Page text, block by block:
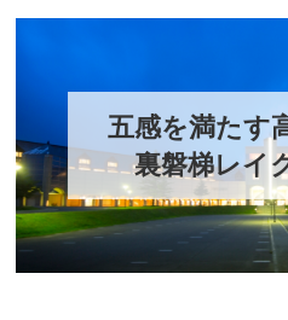
五感を満たす
裏磐梯レイ